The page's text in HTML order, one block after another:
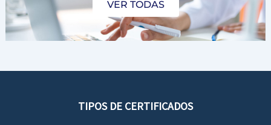
VER TODAS
TIPOS DE CERTIFICADOS